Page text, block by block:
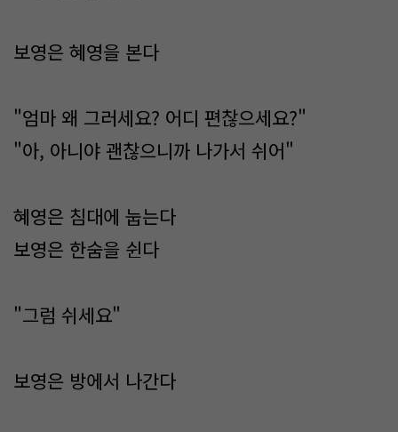
보영은 혜영을 본다
"엄마 왜 그러세요? 어디 편찮으세요?"
"아, 아니야 괜찮으니까 나가서 쉬어"
혜영은 침대에 눕는다
보영은 한숨을 쉰다
"그럼 쉬세요"
보영은 방에서 나간다